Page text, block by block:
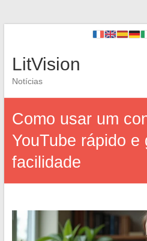
LitVision
Notícias
Como usar um
YouTube rápido e
facilidade